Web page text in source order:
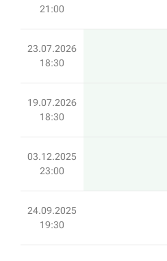
21:00
23.07.2026
18:30
19.07.2026
18:30
03.12.2025
23:00
24.09.2025
19:30